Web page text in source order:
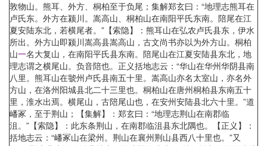
敦物山。熊耳、外方、桐柏至于负尾；集解郑玄曰：“地理志熊耳在
卢氏东。外方在颍川。嵩高山、桐柏山在南阳平氏东南。陪尾在江
夏安陆东北，若横尾者。”【索隐】：熊耳山在弘农卢氏县东，伊水
所出。外方山即颍川嵩高县嵩高山，古文尚书亦以为外方山。桐柏
山一名大复山，在南阳平氏县东南。陪尾山在江夏安陆县东北，地
理志谓之横尾山。负音陪也。正义括地志云：“华山在华州华阴县南
八里。熊耳山在虢州卢氏县南五十里。嵩高山亦名太室山，亦名外
方山，在洛州阳城县北二十三里也。桐柏山在唐州桐柏县东南五十
里，淮水出焉。横尾山，古陪尾山也，在安州安陆县北六十里。”道
嶓冢，至于荆山；【集解】：郑玄曰：“地理志荆山在南郡临
沮。”【索隐】：此东条荆山，在南郡临沮县东北隅也。【正义】：
括地志云：“嶓冢山在梁州。荆山在襄州荆山县西八十里也。”又